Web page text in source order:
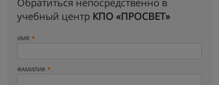
Обратиться непосредственно в
учебный центр КПО «ПРОСВЕТ»
ИМЯ
ФАМИЛИЯ